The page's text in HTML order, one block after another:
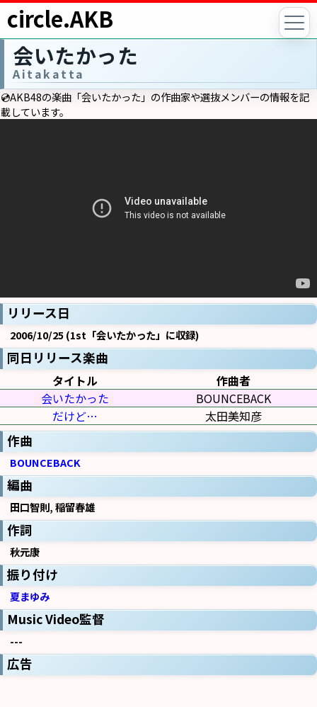
circle.AKB
会いたかった
Aitakatta
💿AKB48の楽曲「会いたかった」の作曲家や選抜メンバーの情報を記
載しています。
リリース日
2006/10/25 (1st「会いたかった」に収録)
同日リリース楽曲
タイトル
作曲者
会いたかった
BOUNCEBACK
だけど…
太田美知彦
作曲
BOUNCEBACK
編曲
田口智則, 稲留春雄
作詞
秋元康
振り付け
夏まゆみ
Music Video監督
---
広告